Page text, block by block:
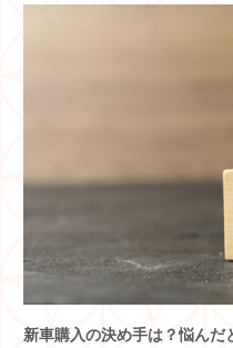
新車購入の決め手は？悩ん